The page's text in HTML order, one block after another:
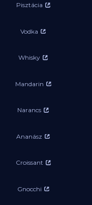
Pisztácia
Vodka
Whisky
Mandarin
Narancs
Ananász
Croissant
Gnocchi